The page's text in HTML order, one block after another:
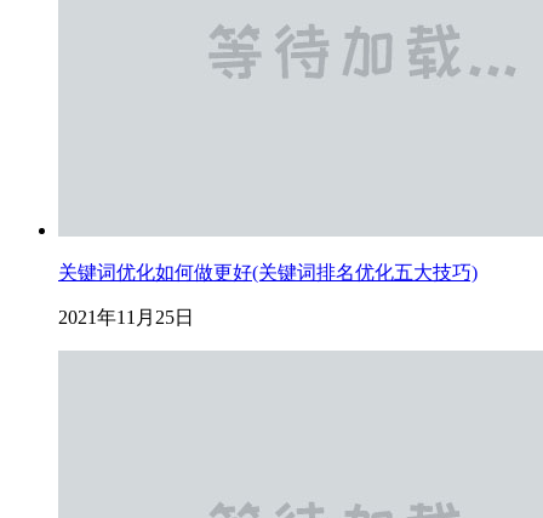
关键词优化如何做更好(关键词排名优化五大技巧)
2021年11月25日